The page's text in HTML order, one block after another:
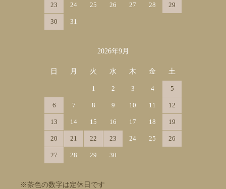
23 24 25 26 27 28 29
30 31
2026年9月
日 月 火 水 木 金 土
1 2 3 4 5
6 7 8 9 10 11 12
13 14 15 16 17 18 19
20 21 22 23 24 25 26
27 28 29 30
※茶色の数字は定休日です